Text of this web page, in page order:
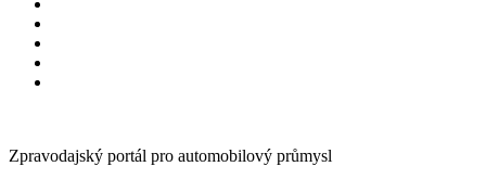
Zpravodajský portál pro automobilový průmysl